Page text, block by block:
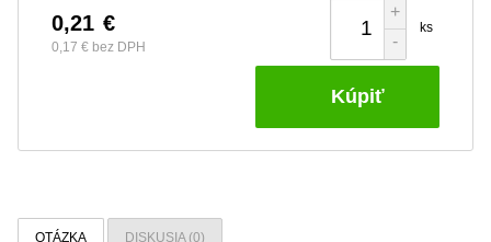
0,21 €
0,17 € bez DPH -
+
ks
Kúpiť
OTÁZKA DISKUSIA (0)